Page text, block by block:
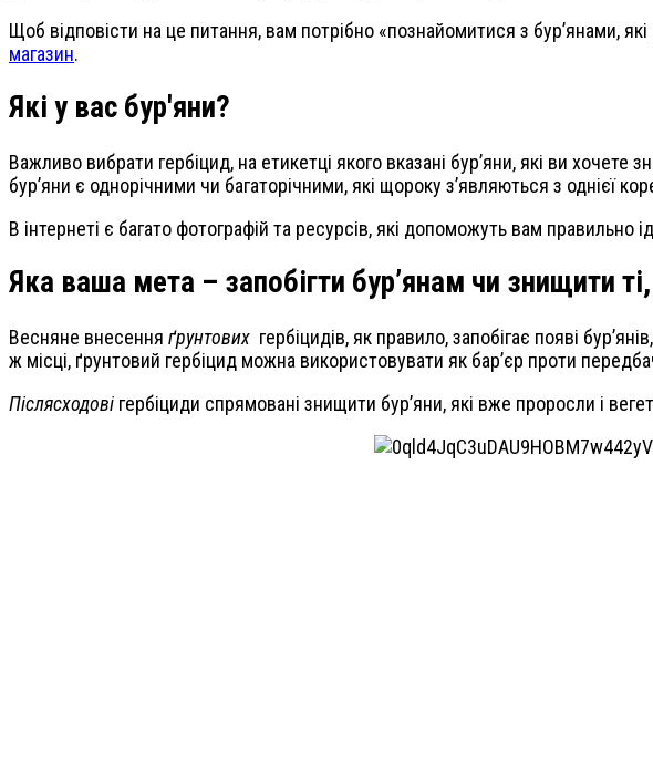
Щоб відповісти на це питання, вам потрібно «познайомитися з бур’янами,
магазин.
Які у вас бур'яни?
Важливо вибрати гербіцид, на етикетці якого вказані бур’яни, які ви
бур’яни є однорічними чи багаторічними, які щороку з’являються з однієї
В інтернеті є багато фотографій та ресурсів, які допоможуть вам правильно
Яка ваша мета – запобігти бур’янам чи знищити
Весняне внесення ґрунтових гербіцидів, як правило, запобігає появі
ж місці, ґрунтовий гербіцид можна використовувати як бар’єр проти
Післясходові гербіциди спрямовані знищити бур’яни, які вже проросли і